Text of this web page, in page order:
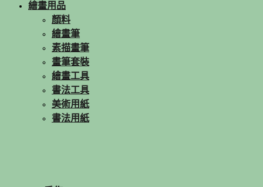
繪畫用品
顏料
繪畫筆
素描畫筆
畫筆套裝
繪畫工具
書法工具
美術用紙
書法用紙